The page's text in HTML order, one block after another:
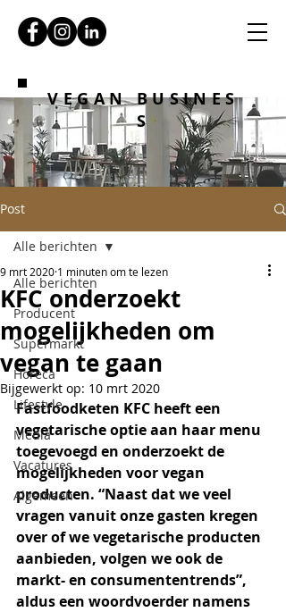
VEGAN BUSINES
S
Post
Alle berichten
Producent
Supermarkt
Horeca
Lifestyle
Media
Vacatures
Algemeen
Alle berichten
KFC onderzoekt
mogelijkheden om
vegan te gaan
9 mrt 2020 1 minuten om te lezen
Bijgewerkt op: 10 mrt 2020
Fastfoodketen KFC heeft een
vegetarische optie aan haar menu
toegevoegd en onderzoekt de
mogelijkheden voor vegan
producten. “Naast dat we veel
vragen vanuit onze gasten kregen
over of we vegetarische producten
aanbieden, volgen we ook de
markt- en consumententrends”,
aldus een woordvoerder namens